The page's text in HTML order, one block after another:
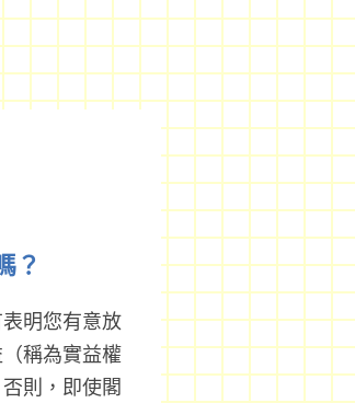
？
明您有意放
稱為實益權
則，即使閣